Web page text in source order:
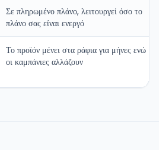
Σε πληρωμένο πλάνο, λειτουργεί όσο το
πλάνο σας είναι ενεργό
Το προϊόν μένει στα ράφια για μήνες ενώ
οι καμπάνιες αλλάζουν